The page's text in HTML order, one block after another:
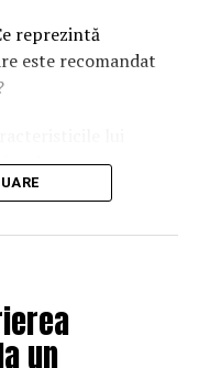
reprezintă
este recomandat
de ce este
uleiuri de
de lubrifianți
nivel internațional
premium
un